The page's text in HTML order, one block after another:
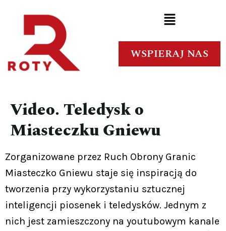
WSPIERAJ NAS
Video. Teledysk o
Miasteczku Gniewu
Zorganizowane przez Ruch Obrony Granic
Miasteczko Gniewu staje się inspiracją do
tworzenia przy wykorzystaniu sztucznej
inteligencji piosenek i teledysków. Jednym z
nich jest zamieszczony na youtubowym kanale